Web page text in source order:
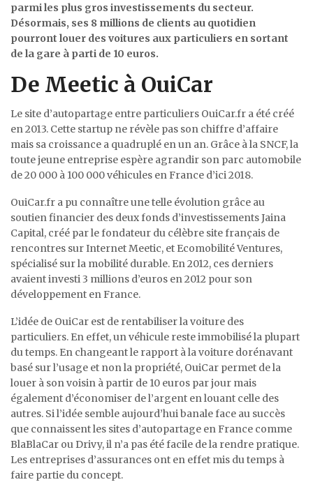
parmi les plus gros investissements du secteur.
Désormais, ses 8 millions de clients au quotidien
pourront louer des voitures aux particuliers en sortant
de la gare à parti de 10 euros.
De Meetic à OuiCar
Le site d’autopartage entre particuliers OuiCar.fr a été créé
en 2013. Cette startup ne révèle pas son chiffre d’affaire
mais sa croissance a quadruplé en un an. Grâce à la SNCF, la
toute jeune entreprise espère agrandir son parc automobile
de 20 000 à 100 000 véhicules en France d’ici 2018.
OuiCar.fr a pu connaître une telle évolution grâce au
soutien financier des deux fonds d’investissements Jaina
Capital, créé par le fondateur du célèbre site français de
rencontres sur Internet Meetic, et Ecomobilité Ventures,
spécialisé sur la mobilité durable. En 2012, ces derniers
avaient investi 3 millions d’euros en 2012 pour son
développement en France.
L’idée de OuiCar est de rentabiliser la voiture des
particuliers. En effet, un véhicule reste immobilisé la plupart
du temps. En changeant le rapport à la voiture dorénavant
basé sur l’usage et non la propriété, OuiCar permet de la
louer à son voisin à partir de 10 euros par jour mais
également d’économiser de l’argent en louant celle des
autres. Si l’idée semble aujourd’hui banale face au succès
que connaissent les sites d’autopartage en France comme
BlaBlaCar ou Drivy, il n’a pas été facile de la rendre pratique.
Les entreprises d’assurances ont en effet mis du temps à
faire partie du concept.